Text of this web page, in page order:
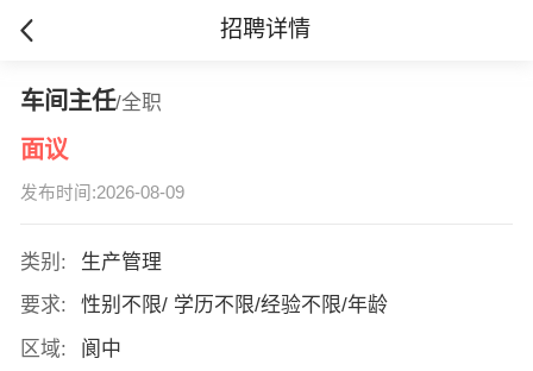
招聘详情
车间主任/全职
面议
发布时间:2026-08-09
类别:
生产管理
要求:
性别不限/ 学历不限/经验不限/年龄
区域:
阆中